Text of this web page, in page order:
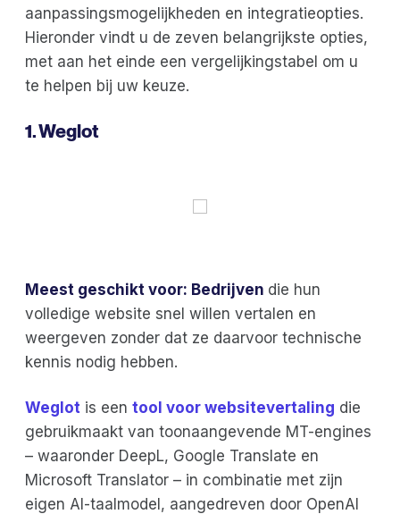
aanpassingsmogelijkheden en integratieopties.
Hieronder vindt u de zeven belangrijkste opties,
met aan het einde een vergelijkingstabel om u
te helpen bij uw keuze.
1. Weglot
Meest geschikt voor: Bedrijven die hun
volledige website snel willen vertalen en
weergeven zonder dat ze daarvoor technische
kennis nodig hebben.
Weglot is een tool voor websitevertaling die
gebruikmaakt van toonaangevende MT-engines
– waaronder DeepL, Google Translate en
Microsoft Translator – in combinatie met zijn
eigen AI-taalmodel, aangedreven door OpenAI